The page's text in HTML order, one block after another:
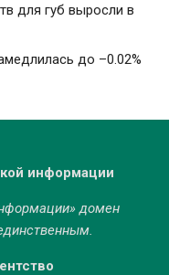
для губ выросли в
до –0.02%
информации
домен